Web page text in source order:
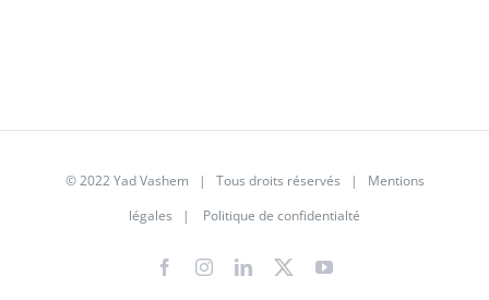
© 2022 Yad Vashem | Tous droits réservés | Mentions
légales | Politique de confidentialté
FacebookInstagramLinkedIn
X YouTube